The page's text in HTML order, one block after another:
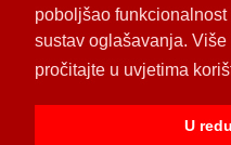
poboljšao
sustav oglašavanja.
pročitajte u uvjetima
U redu